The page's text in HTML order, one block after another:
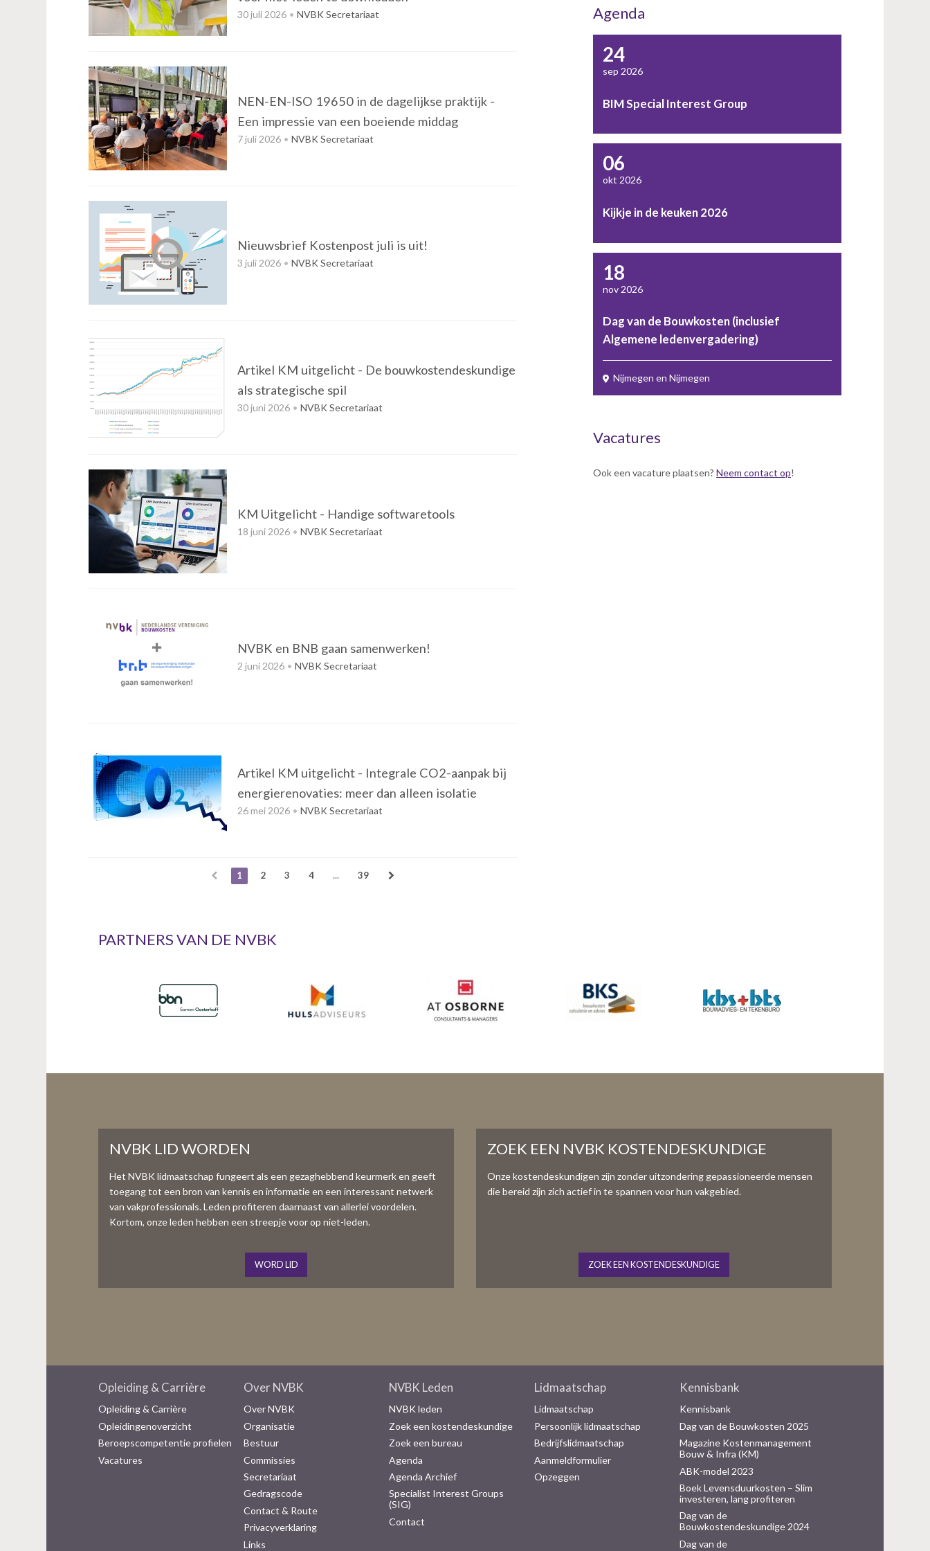
30 juli 2026 NVBK Secretariaat
NEN-EN-ISO 19650 in de dagelijkse praktijk -
Een impressie van een boeiende middag
7 juli 2026 NVBK Secretariaat
Nieuwsbrief Kostenpost juli is uit!
3 juli 2026 NVBK Secretariaat
Artikel KM uitgelicht - De bouwkostendeskundige
als strategische spil
30 juni 2026 NVBK Secretariaat
KM Uitgelicht - Handige softwaretools
18 juni 2026 NVBK Secretariaat
NVBK en BNB gaan samenwerken!
2 juni 2026 NVBK Secretariaat
Artikel KM uitgelicht - Integrale CO2-aanpak bij
energierenovaties: meer dan alleen isolatie
26 mei 2026 NVBK Secretariaat
1 2 3 4 ... 39
Agenda
24
sep 2026
BIM Special Interest Group
06
okt 2026
Kijkje in de keuken 2026
18
nov 2026
Dag van de Bouwkosten (inclusief
Algemene ledenvergadering)
Nijmegen en Nijmegen
Vacatures
Ook een vacature plaatsen?Neem contact op!
PARTNERS VAN DE NVBK
NVBK LID WORDEN
Het NVBK lidmaatschap fungeert als een gezaghebbend keurmerk en geeft
toegang tot een bron van kennis en informatie en een interessant netwerk
van vakprofessionals. Leden profiteren daarnaast van allerlei voordelen.
Kortom, onze leden hebben een streepje voor op niet-leden.
WORD LID
ZOEK EEN NVBK KOSTENDESKUNDIGE
Onze kostendeskundigen zijn zonder uitzondering gepassioneerde mensen
die bereid zijn zich actief in te spannen voor hun vakgebied.
ZOEK EEN KOSTENDESKUNDIGE
Opleiding & Carrière
Opleiding & Carrière
Opleidingenoverzicht
Beroepscompetentie profielen
Vacatures
Over NVBK
Over NVBK
Organisatie
Bestuur
Commissies
Secretariaat
Gedragscode
Contact & Route
Privacyverklaring
Links
NVBK Leden
NVBK leden
Zoek een kostendeskundige
Zoek een bureau
Agenda
Agenda Archief
Specialist Interest Groups
(SIG)
Contact
Lidmaatschap
Lidmaatschap
Persoonlijk lidmaatschap
Bedrijfslidmaatschap
Aanmeldformulier
Opzeggen
Kennisbank
Kennisbank
Dag van de Bouwkosten 2025
Magazine Kostenmanagement
Bouw & Infra (KM)
ABK-model 2023
Boek Levensduurkosten – Slim
investeren, lang profiteren
Dag van de
Bouwkostendeskundige 2024
Dag van de